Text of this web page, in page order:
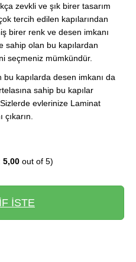
zevkli ve şık birer tasarım
tercih edilen kapılarından
birer renk ve desen imkanı
sahip olan bu kapılardan
seçmeniz mümkündür.
kapılarda desen imkanı da
sahip bu kapılar
evlerinize Laminat
çıkarın.
5,00 out of 5)
İSTE